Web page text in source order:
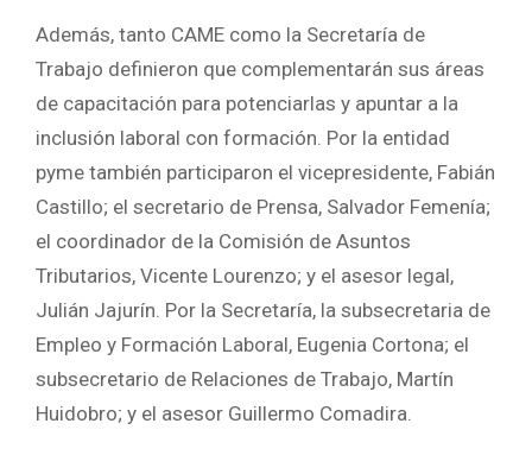
Además, tanto CAME como la Secretaría de
Trabajo definieron que complementarán sus áreas
de capacitación para potenciarlas y apuntar a la
inclusión laboral con formación. Por la entidad
pyme también participaron el vicepresidente, Fabián
Castillo; el secretario de Prensa, Salvador Femenía;
el coordinador de la Comisión de Asuntos
Tributarios, Vicente Lourenzo; y el asesor legal,
Julián Jajurín. Por la Secretaría, la subsecretaria de
Empleo y Formación Laboral, Eugenia Cortona; el
subsecretario de Relaciones de Trabajo, Martín
Huidobro; y el asesor Guillermo Comadira.